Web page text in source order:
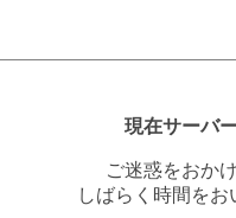
現在サーバ
ご迷惑をおか
しばらく時間を